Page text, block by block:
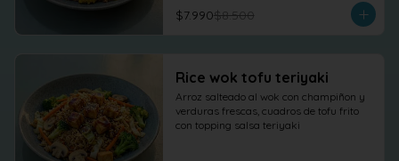
$7.990$8.500
Rice wok tofu teriyaki
Arroz salteado al wok con champiñon y
verduras frescas, cuadros de tofu frito
con topping salsa teriyaki